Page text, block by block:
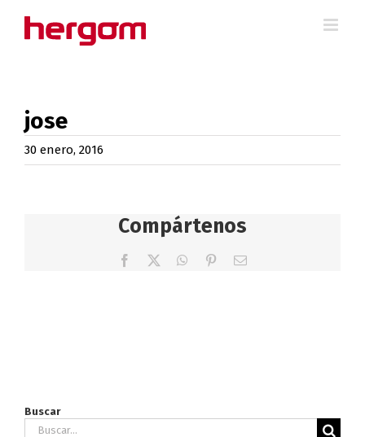
jose
30 enero, 2016
Compártenos
Facebook WhatsApp
PinterestCorreo
Buscar
Buscar: